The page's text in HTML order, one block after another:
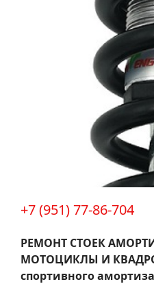
+7 (951) 77-86-704
РЕМОНТ СТОЕК
МОТОЦИКЛЫ И
спортивного